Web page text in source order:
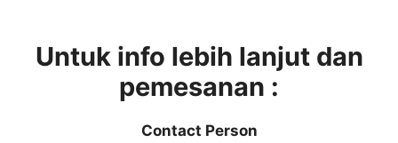
Untuk info lebih lanjut dan
pemesanan :
Contact Person